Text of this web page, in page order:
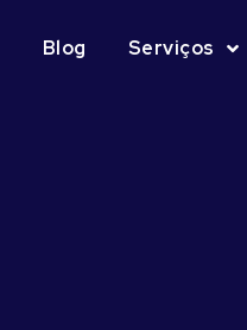
Blog Serviços